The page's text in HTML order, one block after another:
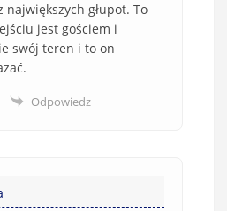
największych głupot. To
jest gościem i
swój teren i to on
Odpowiedz